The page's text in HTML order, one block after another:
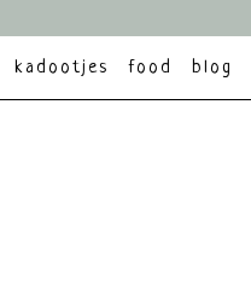
kadootjes food blog